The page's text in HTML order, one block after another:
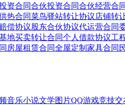
资合同合伙投资合同合伙经营合同
热合同菜鸟驿站转让协议店铺转
偿协议股东合伙协议代运营合同
地买卖转让合同个人借款协议工
房屋租赁合同全屋定制家具合同
音乐小说文学图片QQ游戏竞技交